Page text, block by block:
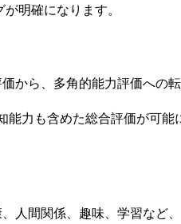
明確になります。
から、多角的能力評価への転
力も含めた総合評価が可
人間関係、趣味、学習など